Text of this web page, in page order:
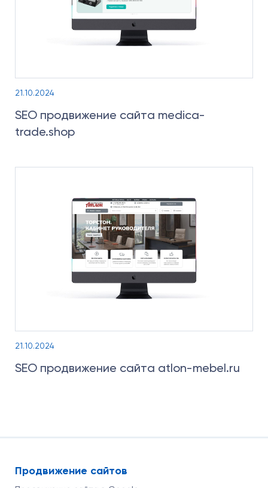
21.10.2024
SEO продвижение сайта medica-
trade.shop
21.10.2024
SEO продвижение сайта atlon-mebel.ru
Продвижение сайтов